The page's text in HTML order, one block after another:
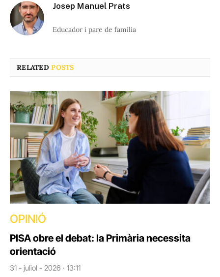
Josep Manuel Prats
Educador i pare de família
RELATEDPOSTS
OPINIÓ
PISA obre el debat: la Primària necessita
orientació
31 - juliol - 2026 · 13:11